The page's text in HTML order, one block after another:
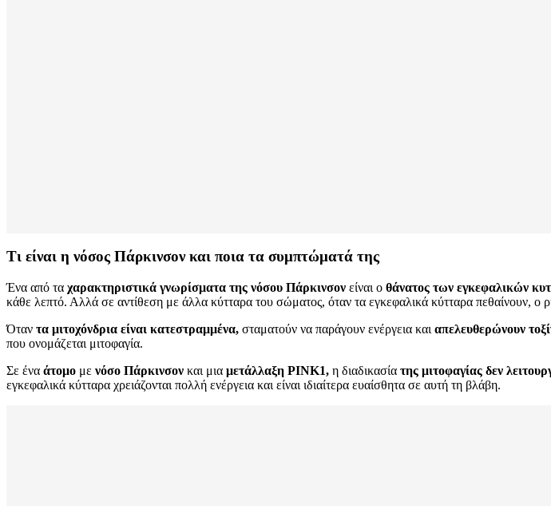
Τι είναι η νόσος Πάρκινσον και ποια τα συμπτώματά της
Ένα από τα χαρακτηριστικά γνωρίσματα της νόσου Πάρκινσον είναι ο θάνατος των εγκεφαλικών
κάθε λεπτό. Αλλά σε αντίθεση με άλλα κύτταρα του σώματος, όταν τα εγκεφαλικά κύτταρα πεθαίνουν, ο
Όταν τα μιτοχόνδρια είναι κατεστραμμένα, σταματούν να παράγουν ενέργεια και απελευθερώνουν
που ονομάζεται μιτοφαγία.
Σε ένα άτομο με νόσο Πάρκινσον και μια μετάλλαξη PINK1, η διαδικασία της μιτοφαγίας δεν
εγκεφαλικά κύτταρα χρειάζονται πολλή ενέργεια και είναι ιδιαίτερα ευαίσθητα σε αυτή τη βλάβη.